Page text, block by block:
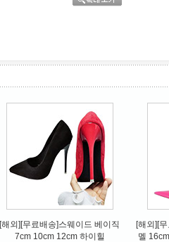
팔 셔츠
25,200원
Final
[해외][무료배송]스웨이드 베이직
7cm 10cm 12cm 하이힐
[해외][
멜